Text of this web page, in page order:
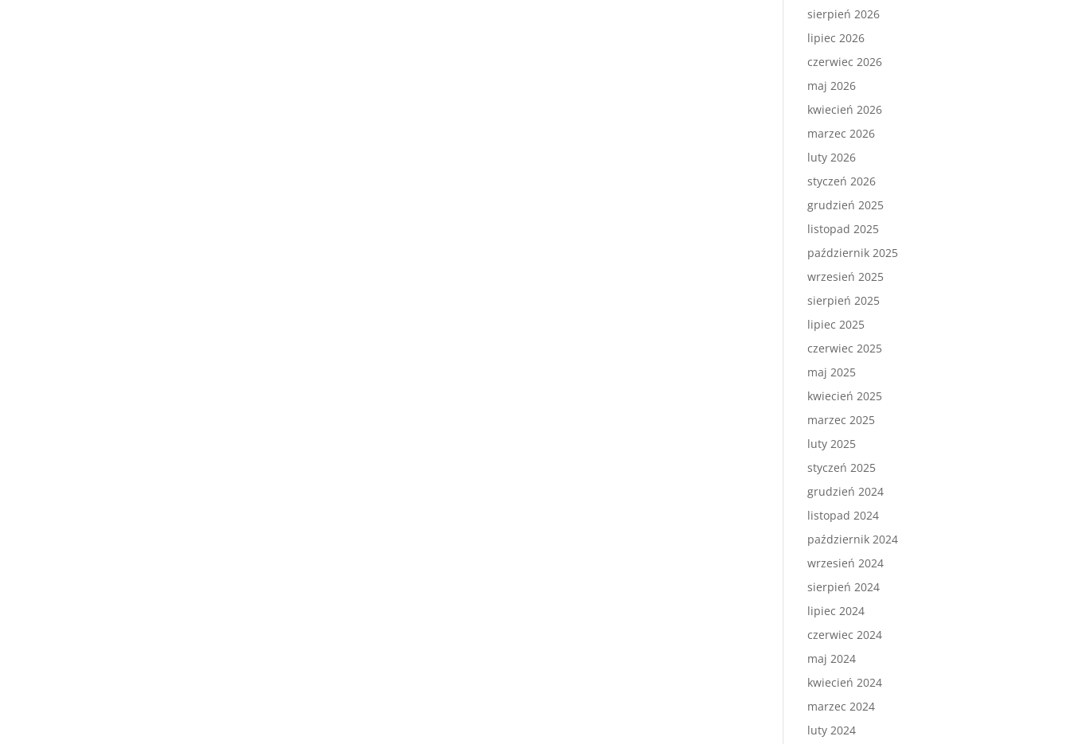
sierpień 2026
lipiec 2026
czerwiec 2026
maj 2026
kwiecień 2026
marzec 2026
luty 2026
styczeń 2026
grudzień 2025
listopad 2025
październik 2025
wrzesień 2025
sierpień 2025
lipiec 2025
czerwiec 2025
maj 2025
kwiecień 2025
marzec 2025
luty 2025
styczeń 2025
grudzień 2024
listopad 2024
październik 2024
wrzesień 2024
sierpień 2024
lipiec 2024
czerwiec 2024
maj 2024
kwiecień 2024
marzec 2024
luty 2024